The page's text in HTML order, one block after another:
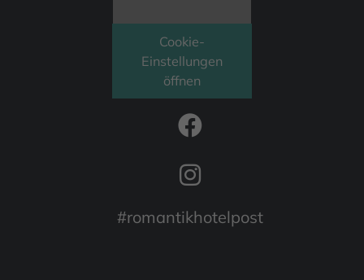
Cookie-
Einstellungen
öffnen
FOLLOW US
#romantikhotelpost